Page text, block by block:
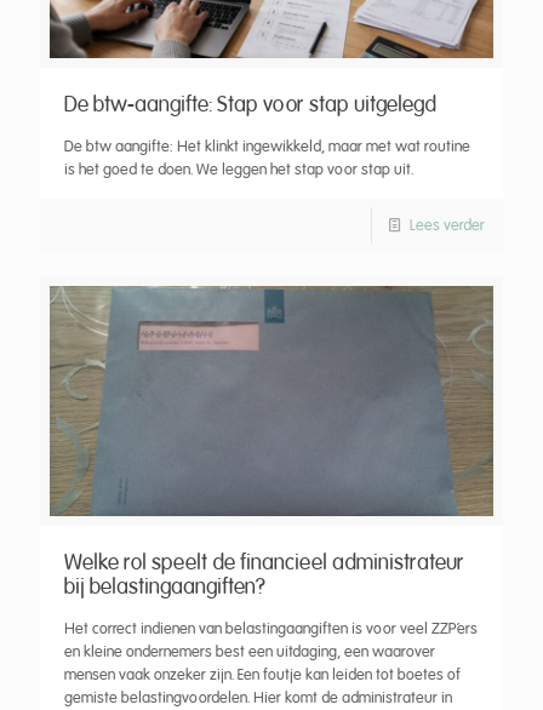
De btw-aangifte: Stap voor stap uitgelegd
De btw aangifte: Het klinkt ingewikkeld, maar met wat routine
is het goed te doen. We leggen het stap voor stap uit.
Lees verder
Welke rol speelt de financieel administrateur
bij belastingaangiften?
Het correct indienen van belastingaangiften is voor veel ZZP’ers
en kleine ondernemers best een uitdaging, een waarover
mensen vaak onzeker zijn. Een foutje kan leiden tot boetes of
gemiste belastingvoordelen. Hier komt de administrateur in